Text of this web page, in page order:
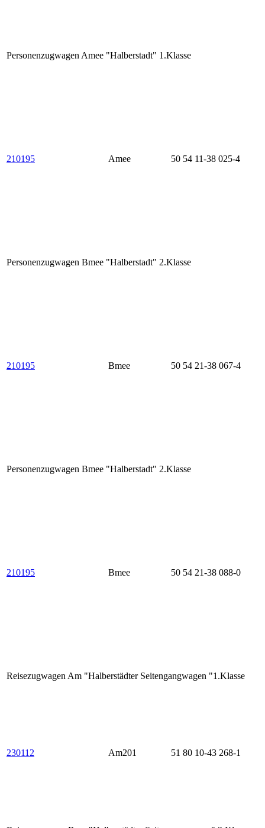
Personenzugwagen Amee "Halberstadt" 1.Klasse
210195 Amee 50 54 11-38 025-4
Personenzugwagen Bmee "Halberstadt" 2.Klasse
210195 Bmee 50 54 21-38 067-4
Personenzugwagen Bmee "Halberstadt" 2.Klasse
210195 Bmee 50 54 21-38 088-0
Reisezugwagen Am "Halberstädter Seitengangwagen "1.Klasse
230112 Am201 51 80 10-43 268-1